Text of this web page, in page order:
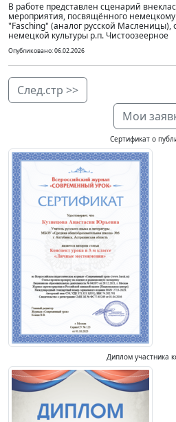
В работе представлен сценарий
мероприятия, посвящённого
"Fasching" (аналог русской
немецкой культуры р.п. Чистоозеерное
Опубликовано: 06.02.2026
След.стр >>
Мои
Сертификат о
Диплом участника